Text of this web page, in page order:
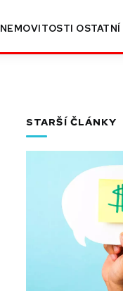
NEMOVITOSTI OSTATNÍ
STARŠÍ ČLÁNKY